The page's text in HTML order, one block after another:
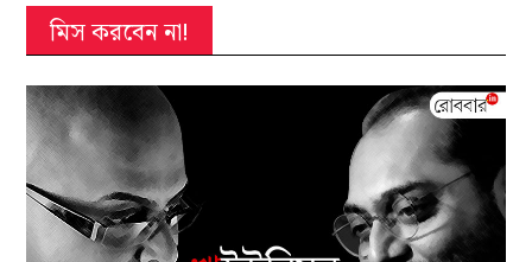
মিস করবেন না!